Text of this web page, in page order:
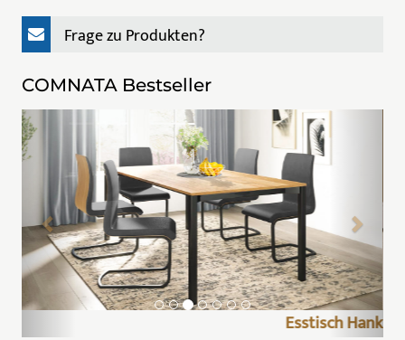
Frage zu Produkten?
COMNATA Bestseller
Esstisch Lindo